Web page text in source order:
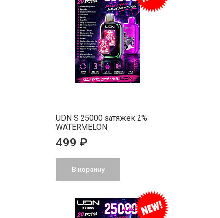
UDN S 25000 затяжек 2%
WATERMELON
499 ₽
В корзину